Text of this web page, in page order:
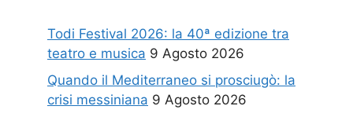
Todi Festival 2026: la 40ª edizione tra
teatro e musica 9 Agosto 2026
Quando il Mediterraneo si prosciugò: la
crisi messiniana 9 Agosto 2026